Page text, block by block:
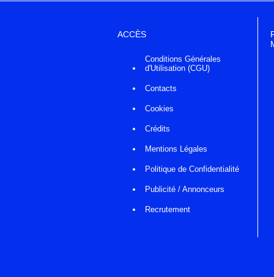
ACCÈS
Conditions Générales
d'Utilisation (CGU)
Contacts
Cookies
Crédits
Mentions Légales
Politique de Confidentialité
Publicité / Annonceurs
Recrutement